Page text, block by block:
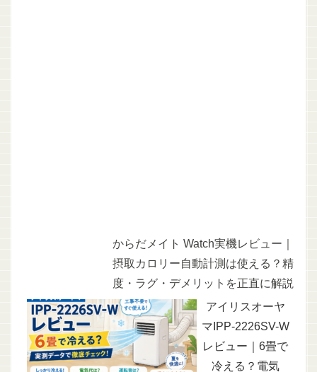
からだメイト Watch実機レビュー｜
摂取カロリー自動計測は使える？精
度・ラグ・デメリットを正直に解説
アイリスオーヤ
マIPP-2226SV-W
レビュー｜6畳で
冷える？電気